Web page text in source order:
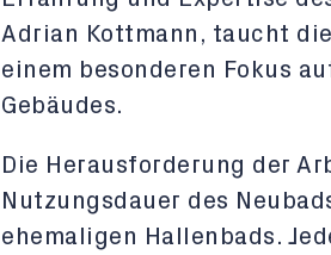
Adrian Kottmann, taucht
einem besonderen Fokus
Gebäudes.
Die Herausforderung der
Nutzungsdauer des
ehemaligen Hallenbads.